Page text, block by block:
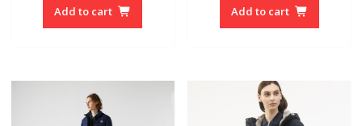
Add to cart Add to cart